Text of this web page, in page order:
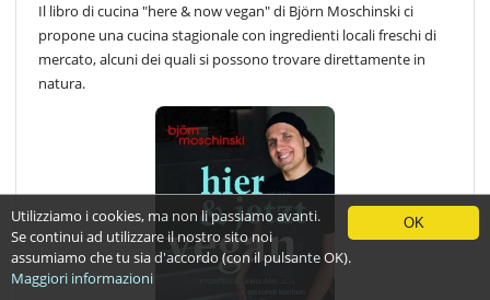
Il libro di cucina "here & now vegan" di Björn Moschinski ci
propone una cucina stagionale con ingredienti locali freschi di
mercato, alcuni dei quali si possono trovare direttamente in
natura.
OK
Utilizziamo i cookies, ma non li passiamo avanti.
Se continui ad utilizzare il nostro sito noi
assumiamo che tu sia d'accordo (con il pulsante OK).
Maggiori informazioni